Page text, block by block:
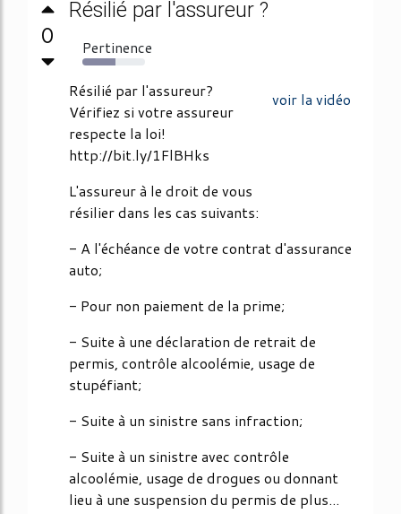
0
Résilié par l'assureur ?
Pertinence
53%
voir la vidéo
Résilié par l'assureur?
Vérifiez si votre assureur
respecte la loi!
http://bit.ly/1FlBHks
L'assureur à le droit de vous
résilier dans les cas suivants:
- A l'échéance de votre contrat d'assurance
auto;
- Pour non paiement de la prime;
- Suite à une déclaration de retrait de
permis, contrôle alcoolémie, usage de
stupéfiant;
- Suite à un sinistre sans infraction;
- Suite à un sinistre avec contrôle
alcoolémie, usage de drogues ou donnant
lieu à une suspension du permis de plus...